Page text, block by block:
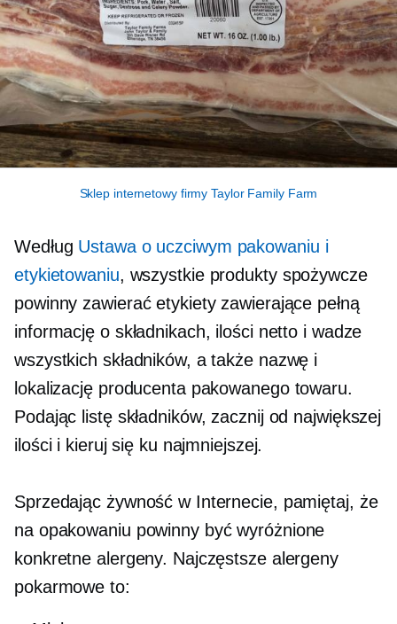
Sklep internetowy firmy Taylor Family Farm
Według Ustawa o uczciwym pakowaniu i
etykietowaniu, wszystkie produkty spożywcze
powinny zawierać etykiety zawierające pełną
informację o składnikach, ilości netto i wadze
wszystkich składników, a także nazwę i
lokalizację producenta pakowanego towaru.
Podając listę składników, zacznij od największej
ilości i kieruj się ku najmniejszej.
Sprzedając żywność w Internecie, pamiętaj, że
na opakowaniu powinny być wyróżnione
konkretne alergeny. Najczęstsze alergeny
pokarmowe to: